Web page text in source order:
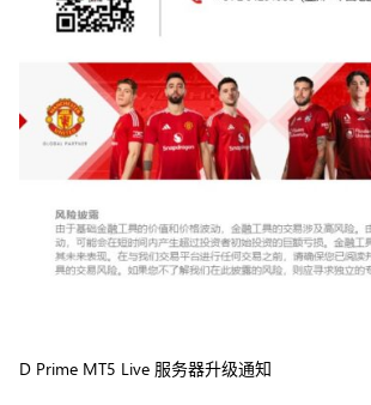
D Prime MT5 Live 服务器升级通知